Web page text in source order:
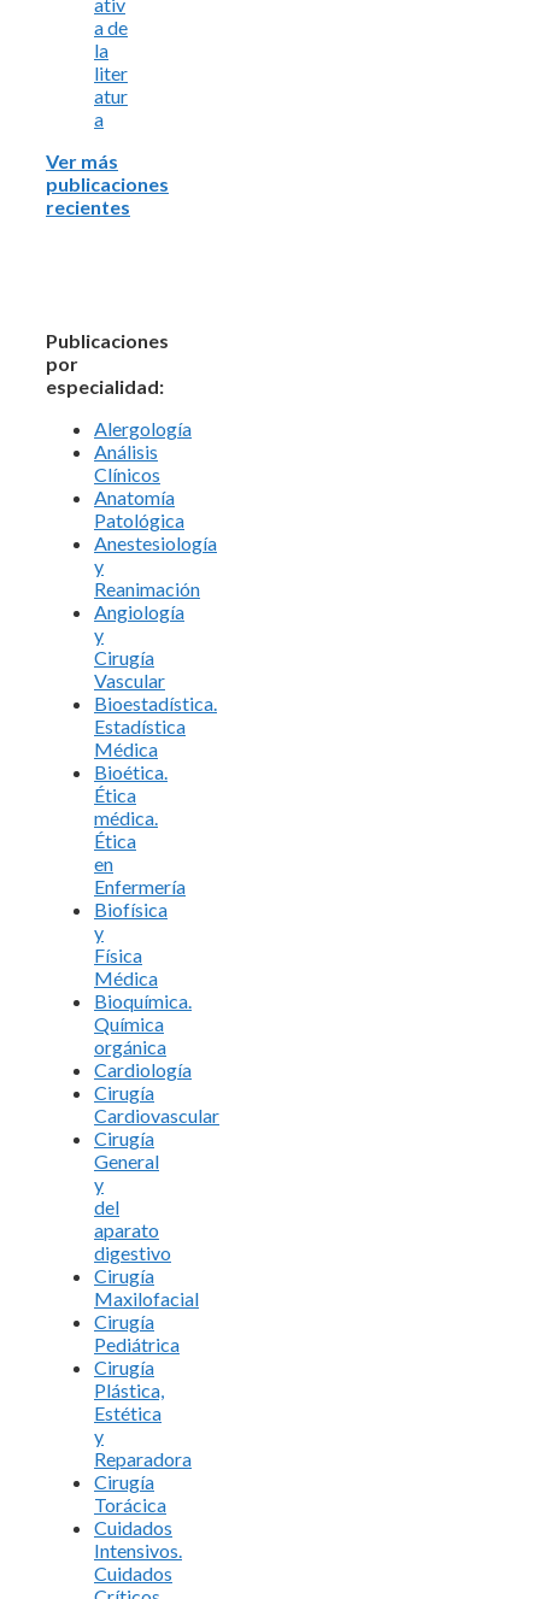
a de
la
liter
atur
a
Ver más
publicaciones
recientes
Publicaciones
por
especialidad:
Alergología
Análisis
Clínicos
Anatomía
Patológica
Anestesiología
y
Reanimación
Angiología
y
Cirugía
Vascular
Bioestadística.
Estadística
Médica
Bioética.
Ética
médica.
Ética
en
Enfermería
Biofísica
y
Física
Médica
Bioquímica.
Química
orgánica
Cardiología
Cirugía
Cardiovascular
Cirugía
General
y
del
aparato
digestivo
Cirugía
Maxilofacial
Cirugía
Pediátrica
Cirugía
Plástica,
Estética
y
Reparadora
Cirugía
Torácica
Cuidados
Intensivos.
Cuidados